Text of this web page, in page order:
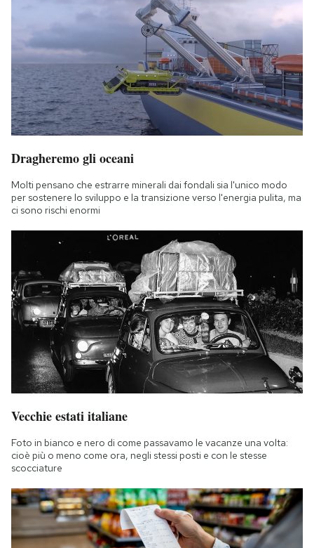
Dragheremo gli oceani
Molti pensano che estrarre minerali dai fondali sia l'unico modo
per sostenere lo sviluppo e la transizione verso l'energia pulita, ma
ci sono rischi enormi
Vecchie estati italiane
Foto in bianco e nero di come passavamo le vacanze una volta:
cioè più o meno come ora, negli stessi posti e con le stesse
scocciature